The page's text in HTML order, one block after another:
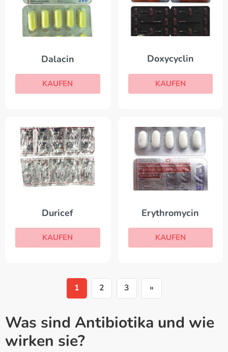
Dalacin
KAUFEN
Doxycyclin
KAUFEN
Duricef
KAUFEN
Erythromycin
KAUFEN
1 2 3 »
Was sind Antibiotika und wie
wirken sie?